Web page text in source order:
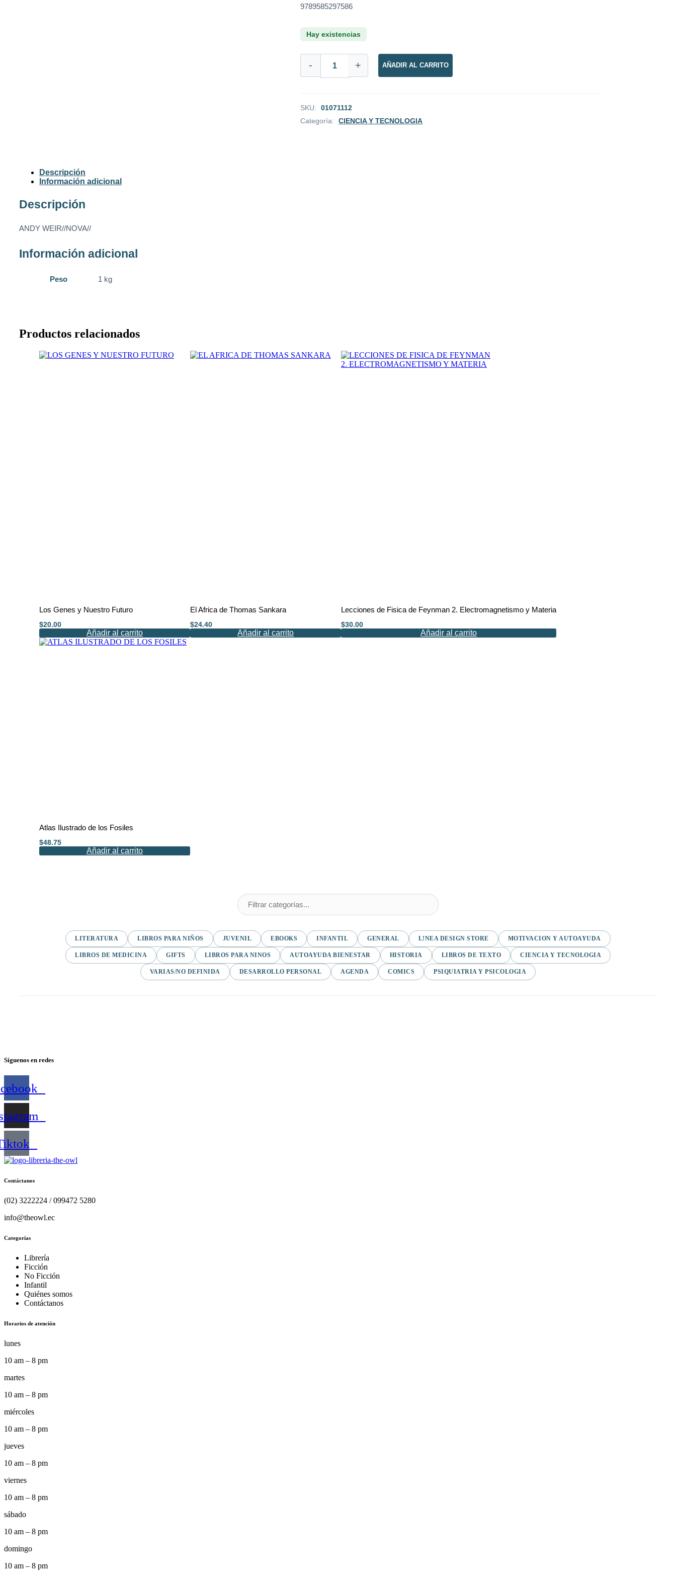
9789585297586
Hay existencias
-
HAIL
MARY
+ AÑADIR AL CARRITO
SKU:
01071112
Categoría:
CIENCIA Y TECNOLOGIA
Descripción
Información adicional
Descripción
ANDY WEIR//NOVA//
Información adicional
Peso 1 kg
Productos relacionados
Los Genes y Nuestro Futuro
$20.00
Añadir al carrito
El Africa de Thomas Sankara
$24.40
Añadir al carrito
Lecciones de Fisica de Feynman 2. Electromagnetismo y Materia
$30.00
Añadir al carrito
Atlas Ilustrado de los Fosiles
$48.75
Añadir al carrito
LITERATURA LIBROS PARA NIÑOS JUVENIL EBOOKS INFANTIL GENERAL L!NEA DESIGN STORE MOTIVACION Y AUTOAYUDA
LIBROS DE MEDICINA GIFTS LIBROS PARA NINOS AUTOAYUDA BIENESTAR HISTORIA LIBROS DE TEXTO CIENCIA Y TECNOLOGIA
VARIAS/NO DEFINIDA DESARROLLO PERSONAL AGENDA COMICS PSIQUIATRIA Y PSICOLOGIA
Síguenos en redes
Contáctanos
(02) 3222224 / 099472 5280
info@theowl.ec
Categorías
Librería
Ficción
No Ficción
Infantil
Quiénes somos
Contáctanos
Horarios de atención
lunes
10 am – 8 pm
martes
10 am – 8 pm
miércoles
10 am – 8 pm
jueves
10 am – 8 pm
viernes
10 am – 8 pm
sábado
10 am – 8 pm
domingo
10 am – 8 pm